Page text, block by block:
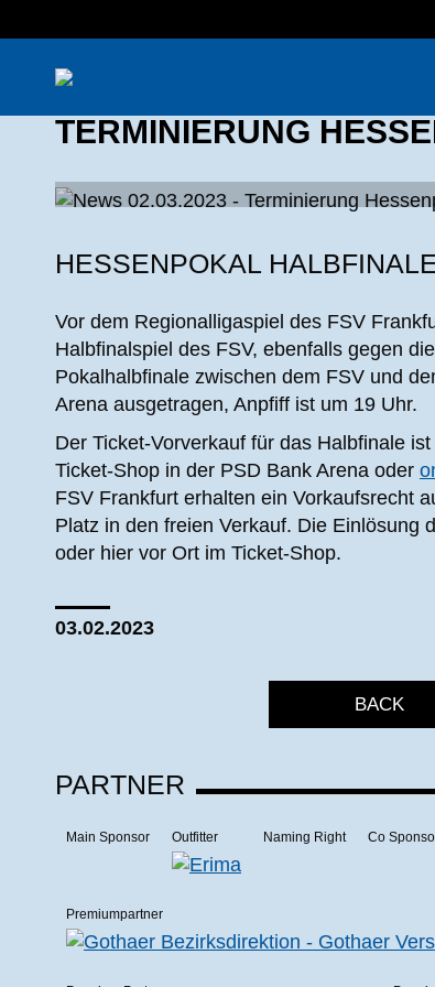
TERMINIERUNG
HESSENPOKAL
Vor dem Regionalligaspiel des FSV
Halbfinalspiel des FSV, ebenfalls gegen
Pokalhalbfinale zwischen dem FSV und
Arena ausgetragen, Anpfiff ist um 19 Uhr.
Der Ticket-Vorverkauf für das Halbfinale
Ticket-Shop in der PSD Bank Arena oder
FSV Frankfurt erhalten ein Vorkaufsrecht
Platz in den freien Verkauf. Die Einlösung
oder hier vor Ort im Ticket-Shop.
03.02.2023
BACK
PARTNER
Main Sponsor Outfitter Naming Right Co
Premiumpartner